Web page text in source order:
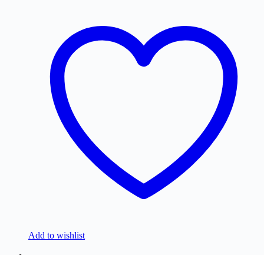
Add to wishlist